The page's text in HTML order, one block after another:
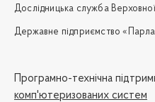
Дослідницька служба
Державне підприємство
Програмно-технічна
комп'ютеризованих систем